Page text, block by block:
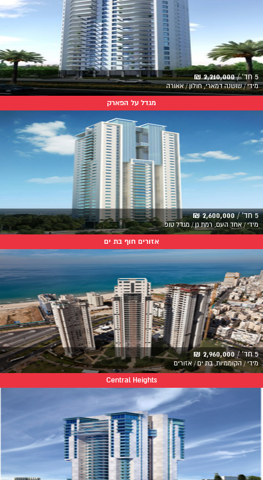
5 חד' / 2,210,000 ₪
מידי / שושנה דמארי, חולון / אאורה
מגדל על הפארק
5 חד' / 2,600,000 ₪
מידי / אחד העם, רמת גן / מגדל טופ
אזורים חוף בת ים
5 חד' / 2,960,000 ₪
מידי / הקוממיות, בת ים / אזורים
Central Heights